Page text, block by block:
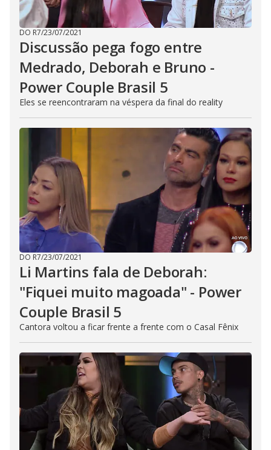
DO R7/23/07/2021
Discussão pega fogo entre
Medrado, Deborah e Bruno -
Power Couple Brasil 5
Eles se reencontraram na véspera da final do reality
DO R7/23/07/2021
Li Martins fala de Deborah:
"Fiquei muito magoada" - Power
Couple Brasil 5
Cantora voltou a ficar frente a frente com o Casal Fênix